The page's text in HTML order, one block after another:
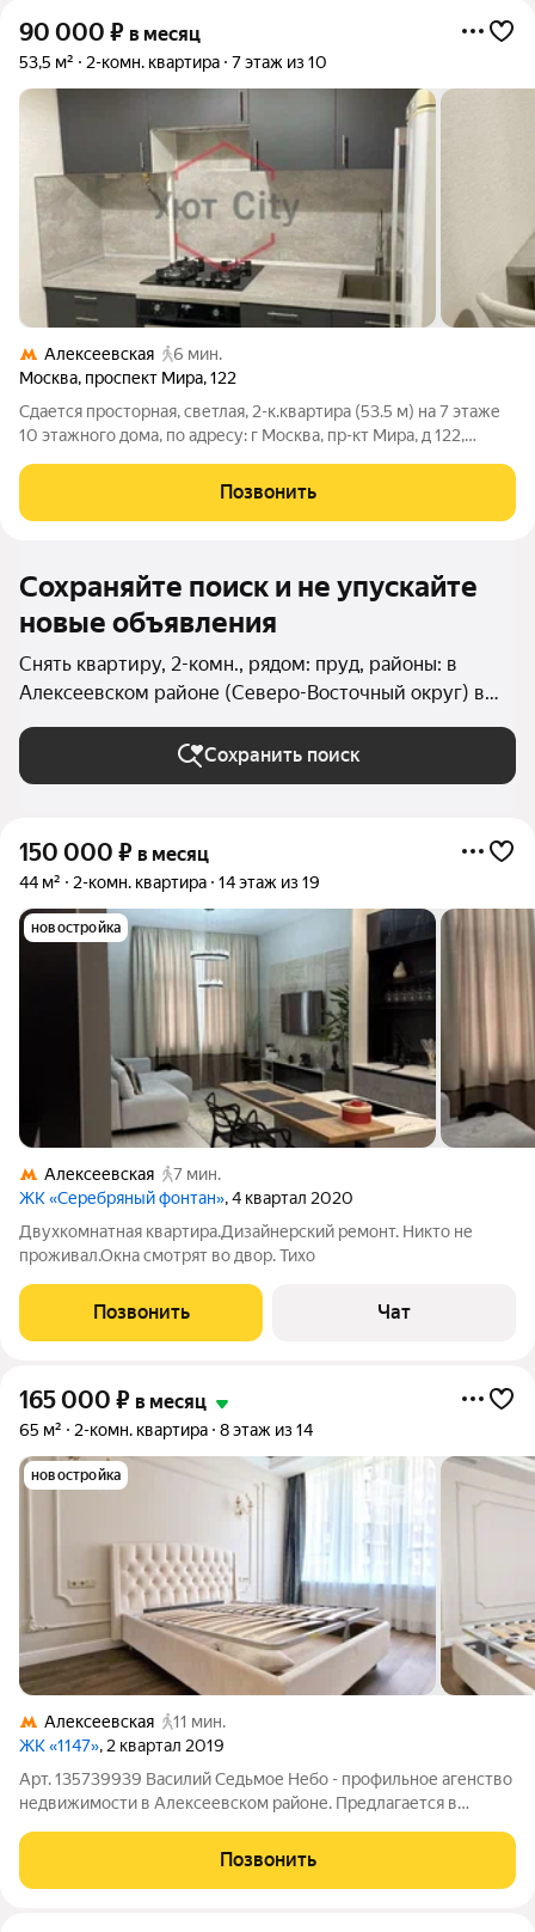
90 000 ₽ в месяц
53,5 м² 2-комн. квартира 7 этаж из 10
Алексеевская
6 мин.
Москва, проспект Мира,122
Сдается просторная, светлая, 2-к.квартира (53.5 м) на 7 этаже
10 этажного дома, по адресу: г Москва, пр-кт Мира, д 122,
необходимым для проживания, заезжай и живи.
Позвонить
Сохраняйте поиск и не упускайте
новые объявления
Снять квартиру, 2-комн., рядом: пруд, районы: в
Алексеевском районе (Северо-Восточный округ) в
Москве и МО
Сохранить поиск
150 000 ₽ в месяц
44 м² 2-комн. квартира 14 этаж из 19
новостройка
Алексеевская
7 мин.
ЖК «Серебряный фонтан», 4 квартал 2020
Двухкомнатная квартира.Дизайнерский ремонт. Никто не
проживал.Окна смотрят во двор. Тихо
Позвонить Чат
165 000 ₽ в месяц
65 м² 2-комн. квартира 8 этаж из 14
новостройка
Алексеевская
11 мин.
ЖК «1147», 2 квартал 2019
Арт. 135739939 Василий Седьмое Небо - профильное агенство
недвижимости в Алексеевском районе. Предлагается в
класса ЖК "1147" Ранее не сдавалась - сдается впервые.
Планировка: - Гостиная с
Позвонить